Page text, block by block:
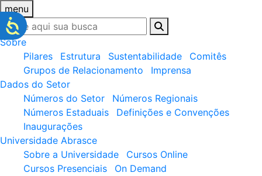
menu
Sobre
Pilares
Estrutura Sustentabilidade
Comitês
Grupos de Relacionamento
Imprensa
Dados do Setor
Números do Setor
Números Regionais
Números Estaduais
Definições e Convenções
Inaugurações
Universidade Abrasce
Sobre a Universidade
Cursos Online
Cursos Presenciais
On Demand